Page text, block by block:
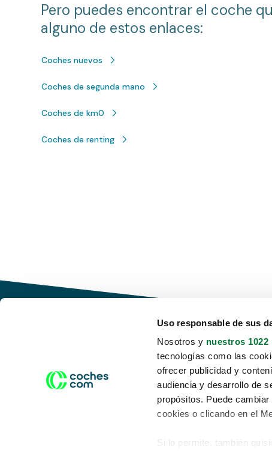
Uso responsable de sus
Nosotros y nuestros 1022
tecnologías como las
ofrecer publicidad y
audiencia y desarrollo de
propósitos. Puede
cookies o clicando en el
Si lo permite, también
Pero puedes encontrar el coche
alguno de estos enlaces:
Coches nuevos
Coches de segunda mano
Coches de km0
Coches de renting
Conduce tu futuro,
desata tu movilidad